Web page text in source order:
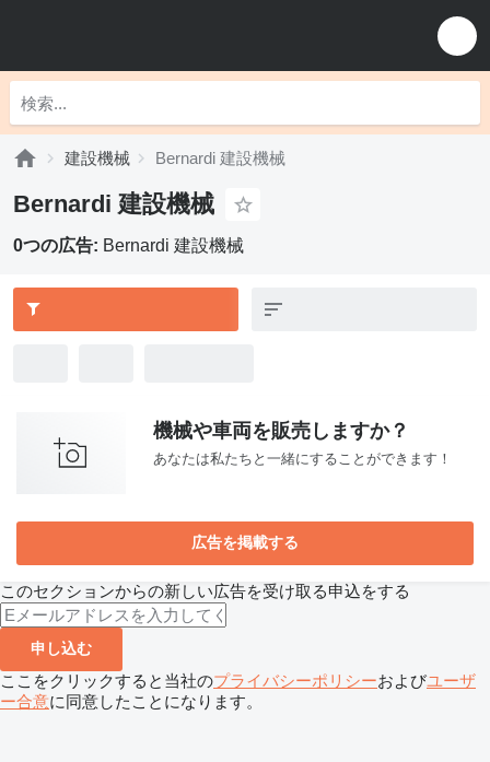
建設機械 Bernardi 建設機械
Bernardi 建設機械
0つの広告: Bernardi 建設機械
機械や車両を販売しますか？
あなたは私たちと一緒にすることができます！
広告を掲載する
このセクションからの新しい広告を受け取る申込をする
申し込む
ここをクリックすると当社のプライバシーポリシーおよびユーザ
ー合意に同意したことになります。